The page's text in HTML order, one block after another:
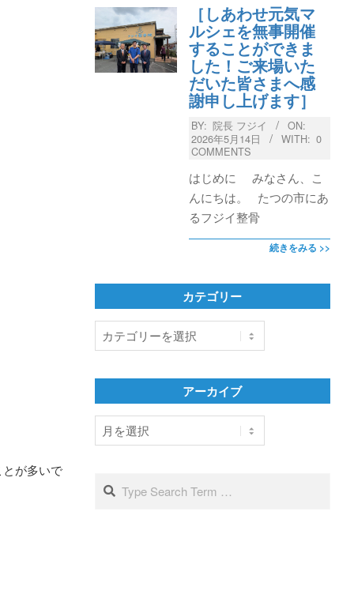
が多いで
［しあわせ元気マ
ルシェを無事開催
することができま
した！ご来場いた
だいた皆さまへ感
謝申し上げます］
BY: 院長 フジイ
ON:
2026年5月14日
WITH: 0
COMMENTS
はじめに みなさん、こ
んにちは。 たつの市にあ
るフジイ整骨
続きをみる >>
カテゴリー
テ
リ
アーカイブ
ア
ー
ブSearch